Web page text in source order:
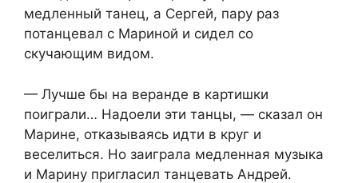
медленный танец, а Сергей, пару раз
потанцевал с Мариной и сидел со
скучающим видом.
— Лучше бы на веранде в картишки
поиграли… Надоели эти танцы, — сказал он
Марине, отказываясь идти в круг и
веселиться. Но заиграла медленная музыка
и Марину пригласил танцевать Андрей.